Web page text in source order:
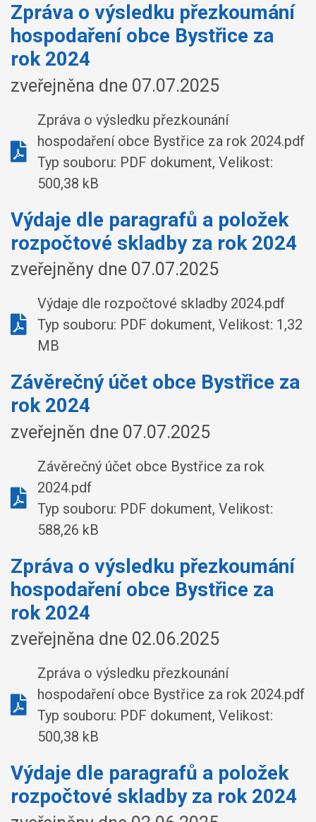
Zpráva o výsledku přezkoumání
hospodaření obce Bystřice za
rok 2024
zveřejněna dne 07.07.2025
Zpráva o výsledku přezkounání
hospodaření obce Bystřice za rok 2024.pdf
Typ souboru: PDF dokument, Velikost:
500,38 kB
Výdaje dle paragrafů a položek
rozpočtové skladby za rok 2024
zveřejněny dne 07.07.2025
Výdaje dle rozpočtové skladby 2024.pdf
Typ souboru: PDF dokument, Velikost: 1,32
MB
Závěrečný účet obce Bystřice za
rok 2024
zveřejněn dne 07.07.2025
Závěrečný účet obce Bystřice za rok
2024.pdf
Typ souboru: PDF dokument, Velikost:
588,26 kB
Zpráva o výsledku přezkoumání
hospodaření obce Bystřice za
rok 2024
zveřejněna dne 02.06.2025
Zpráva o výsledku přezkounání
hospodaření obce Bystřice za rok 2024.pdf
Typ souboru: PDF dokument, Velikost:
500,38 kB
Výdaje dle paragrafů a položek
rozpočtové skladby za rok 2024